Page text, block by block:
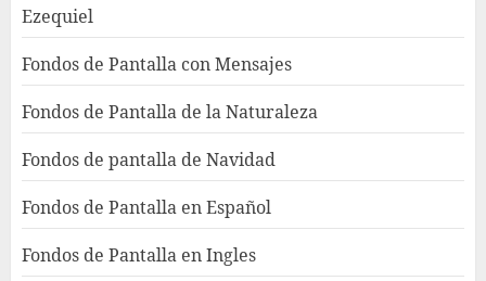
Ezequiel
Fondos de Pantalla con Mensajes
Fondos de Pantalla de la Naturaleza
Fondos de pantalla de Navidad
Fondos de Pantalla en Español
Fondos de Pantalla en Ingles